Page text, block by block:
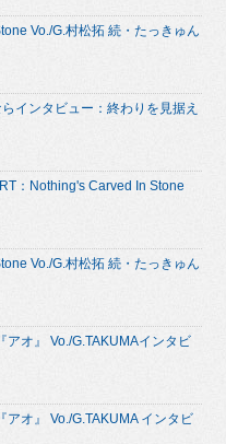
Vo./G.村松拓 続・たっきゅん
インタビュー：終わりを見据え
：Nothing's Carved In Stone
Vo./G.村松拓 続・たっきゅん
アオ』 Vo./G.TAKUMAインタビ
オ』 Vo./G.TAKUMA インタビ